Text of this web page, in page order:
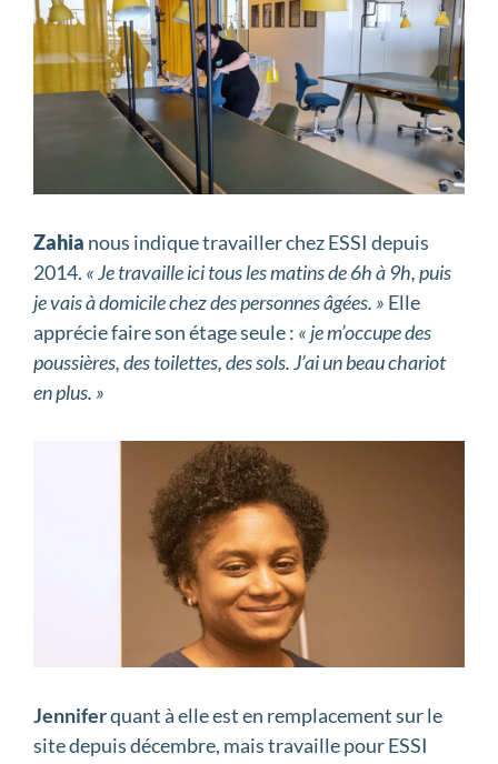
Zahia nous indique travailler chez ESSI depuis
2014. « Je travaille ici tous les matins de 6h à 9h, puis
je vais à domicile chez des personnes âgées. » Elle
apprécie faire son étage seule : « je m’occupe des
poussières, des toilettes, des sols. J’ai un beau chariot
en plus. »
Jenniferquant à elle est en remplacement sur le
site depuis décembre, mais travaille pour ESSI